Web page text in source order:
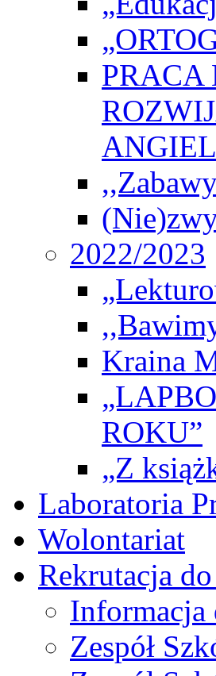
PRACA
2022/2023
Kraina
ROKU”
„Z
Laboratoria
Wolontariat
Rekrutacja
Informacja
Zespół